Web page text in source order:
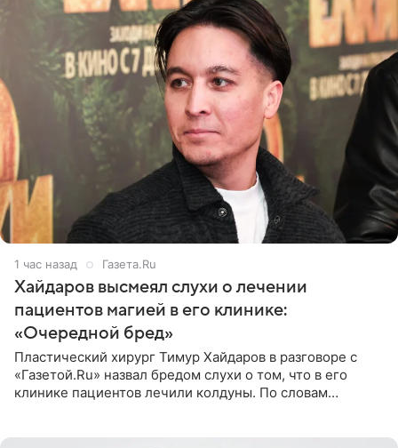
1 час назад Газета.Ru
Хайдаров высмеял слухи о лечении
пациентов магией в его клинике:
«Очередной бред»
Пластический хирург Тимур Хайдаров в разговоре с
«Газетой.Ru» назвал бредом слухи о том, что в его
клинике пациентов лечили колдуны. По словам